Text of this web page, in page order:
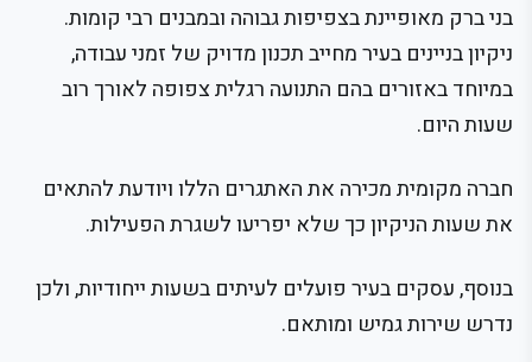
בני ברק מאופיינת בצפיפות גבוהה ובמבנים רבי קומות.
ניקיון בניינים בעיר מחייב תכנון מדויק של זמני עבודה,
במיוחד באזורים בהם התנועה רגלית צפופה לאורך רוב
שעות היום.
חברה מקומית מכירה את האתגרים הללו ויודעת להתאים
את שעות הניקיון כך שלא יפריעו לשגרת הפעילות.
בנוסף, עסקים בעיר פועלים לעיתים בשעות ייחודיות, ולכן
נדרש שירות גמיש ומותאם.